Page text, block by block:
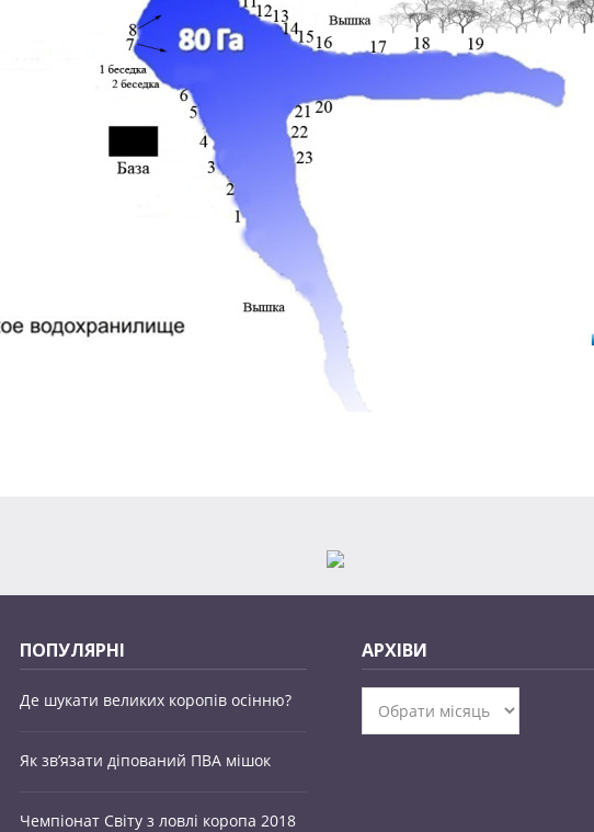
ПОПУЛЯРНІ
Де шукати великих коропів осінню?
Як зв’язати діпований ПВА мішок
Чемпіонат Світу з ловлі коропа 2018
АРХІВИ